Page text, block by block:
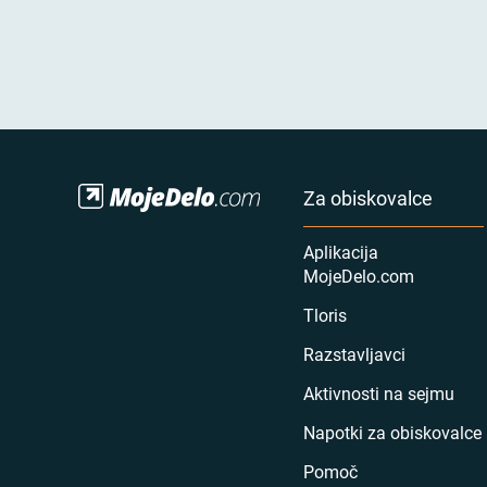
Za obiskovalce
Aplikacija
MojeDelo.com
Tloris
Razstavljavci
Aktivnosti na sejmu
Napotki za obiskovalce
Pomoč